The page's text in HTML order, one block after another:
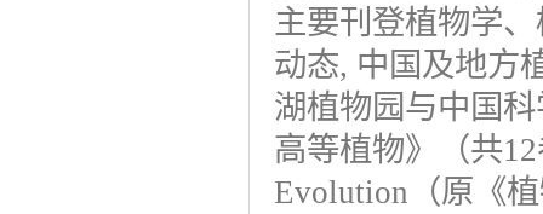
主要刊登植物学
动态, 中国及地方
湖植物园与中国
高等植物》（共
Evolution（原《